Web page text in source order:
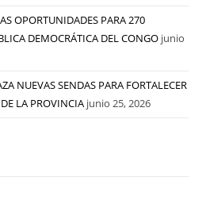
OPORTUNIDADES PARA 270
DEMOCRÁTICA DEL CONGO junio
NUEVAS SENDAS PARA FORTALECER
LA PROVINCIA junio 25, 2026